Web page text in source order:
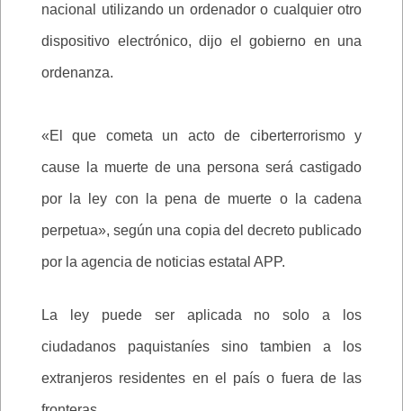
nacional utilizando un ordenador o cualquier otro
dispositivo electrónico, dijo el gobierno en una
ordenanza.
«El que cometa un acto de ciberterrorismo y
cause la muerte de una persona será castigado
por la ley con la pena de muerte o la cadena
perpetua», según una copia del decreto publicado
por la agencia de noticias estatal APP.
La ley puede ser aplicada no solo a los
ciudadanos paquistaníes sino tambien a los
extranjeros residentes en el país o fuera de las